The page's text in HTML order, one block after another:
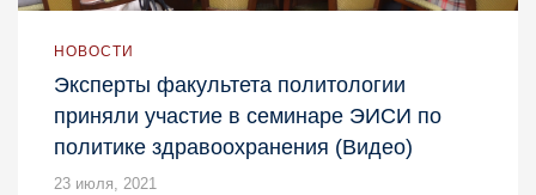
НОВОСТИ
Эксперты факультета политологии
приняли участие в семинаре ЭИСИ по
политике здравоохранения (Видео)
23 июля, 2021